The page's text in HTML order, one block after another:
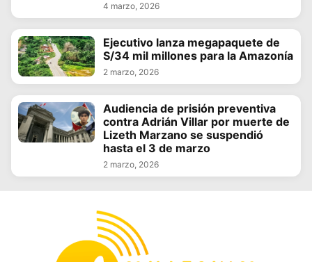
4 marzo, 2026
Ejecutivo lanza megapaquete de
S/34 mil millones para la Amazonía
2 marzo, 2026
Audiencia de prisión preventiva
contra Adrián Villar por muerte de
Lizeth Marzano se suspendió
hasta el 3 de marzo
2 marzo, 2026